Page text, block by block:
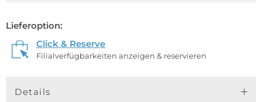
Lieferoption:
Click & Reserve
Filialverfügbarkeiten anzeigen & reservieren
Details